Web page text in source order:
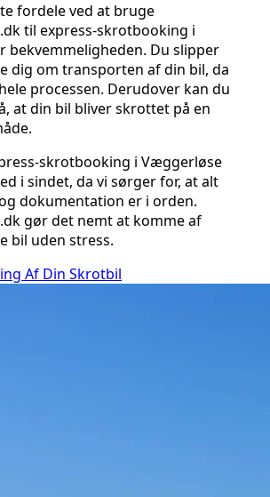
fordele ved at bruge
til express-skrotbooking i
bekvemmeligheden. Du slipper
dig om transporten af din bil, da
processen. Derudover kan du
at din bil bliver skrottet på en
skrotbooking i Væggerløse
i sindet, da vi sørger for, at alt
dokumentation er i orden.
gør det nemt at komme af
bil uden stress.
Af Din Skrotbil